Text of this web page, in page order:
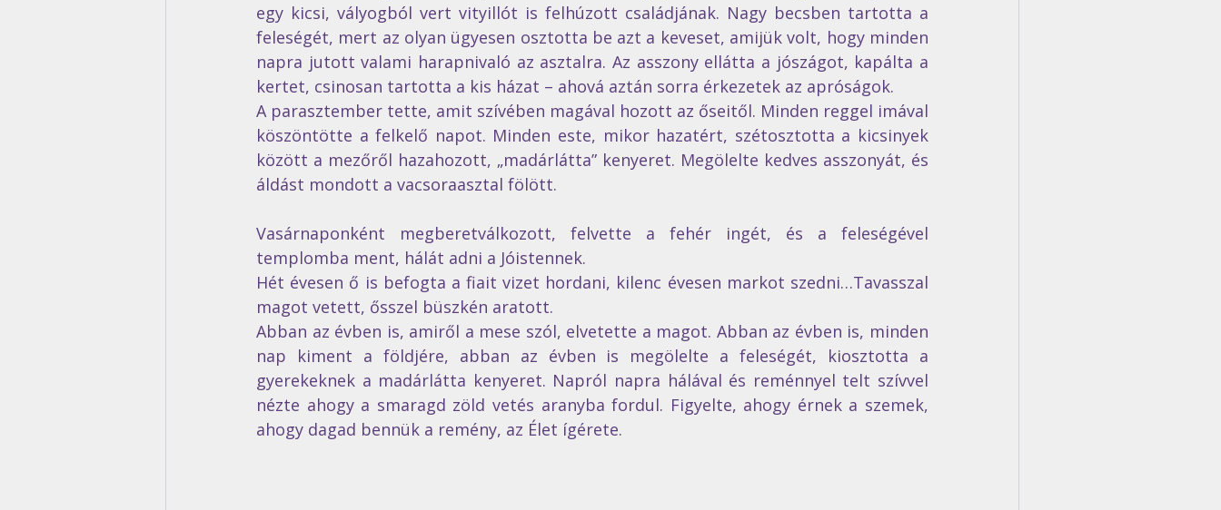
egy kicsi, vályogból vert vityillót is felhúzott családjának. Nagy becsben tartotta a
feleségét, mert az olyan ügyesen osztotta be azt a keveset, amijük volt, hogy minden
napra jutott valami harapnivaló az asztalra. Az asszony ellátta a jószágot, kapálta a
kertet, csinosan tartotta a kis házat – ahová aztán sorra érkezetek az apróságok.
A parasztember tette, amit szívében magával hozott az őseitől. Minden reggel imával
köszöntötte a felkelő napot. Minden este, mikor hazatért, szétosztotta a kicsinyek
között a mezőről hazahozott, „madárlátta” kenyeret. Megölelte kedves asszonyát, és
áldást mondott a vacsoraasztal fölött.
Vasárnaponként megberetválkozott, felvette a fehér ingét, és a feleségével
templomba ment, hálát adni a Jóistennek.
Hét évesen ő is befogta a fiait vizet hordani, kilenc évesen markot szedni…Tavasszal
magot vetett, ősszel büszkén aratott.
Abban az évben is, amiről a mese szól, elvetette a magot. Abban az évben is, minden
nap kiment a földjére, abban az évben is megölelte a feleségét, kiosztotta a
gyerekeknek a madárlátta kenyeret. Napról napra hálával és reménnyel telt szívvel
nézte ahogy a smaragd zöld vetés aranyba fordul. Figyelte, ahogy érnek a szemek,
ahogy dagad bennük a remény, az Élet ígérete.